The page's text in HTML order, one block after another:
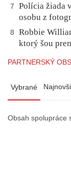
7
Polícia žiada
osobu z
8
Robbie
ktorý šou
PARTNERSKÝ
Vybrané
Obsah spolupráce